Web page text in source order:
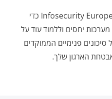
בקר ב-Syteca ב-Infosecurity Europe 2024 כדי
יחסים וללמוד עוד על
סיכונים פנימיים הממוקדים
הארגון שלך.